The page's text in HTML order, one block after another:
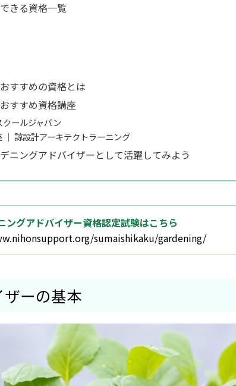
きる資格一覧
すすめの資格とは
すすめ資格講座
ールジャパン
諒設計アーキテクトラーニング
ニングアドバイザーとして活躍してみよう
ングアドバイザー資格認定試験はこちら
sumaishikaku/gardening/
ーの基本